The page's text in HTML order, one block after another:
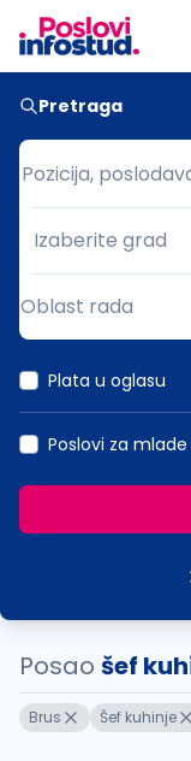
Pretraga
Pozicija,
Pozicija,
Grad
Izaberite grad
Oblast rada
Plata u oglasu
Poslovi za mlade
Posao šef
Brus Šef kuhinje